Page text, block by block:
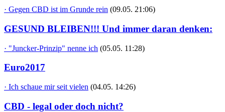
· Gegen CBD ist im Grunde rein (09.05. 21:06)
GESUND BLEIBEN!!! Und immer daran denken:
· "Juncker-Prinzip" nenne ich (05.05. 11:28)
Euro2017
· Ich schaue mir seit vielen (04.05. 14:26)
CBD - legal oder doch nicht?